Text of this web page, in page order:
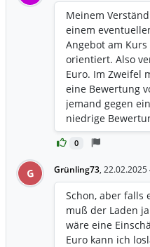
0
Meinem
einem
Angebot am
orientiert. Also
Euro. Im Zweifel
eine Bewertung
jemand gegen
niedrige
G Grünling73, 22.02.2025
Schon, aber falls
muß der Laden
wäre eine
Euro kann ich